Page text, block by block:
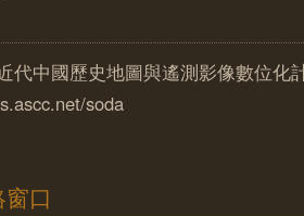
代中國歷史地圖與遙測影像數位化
soda
口